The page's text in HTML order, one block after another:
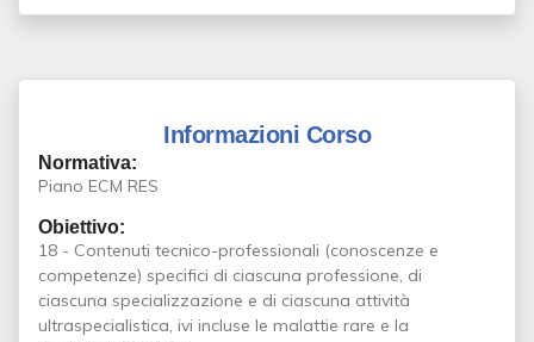
Informazioni Corso
Normativa:
Piano ECM RES
Obiettivo:
18 - Contenuti tecnico-professionali (conoscenze e
competenze) specifici di ciascuna professione, di
ciascuna specializzazione e di ciascuna attività
ultraspecialistica, ivi incluse le malattie rare e la